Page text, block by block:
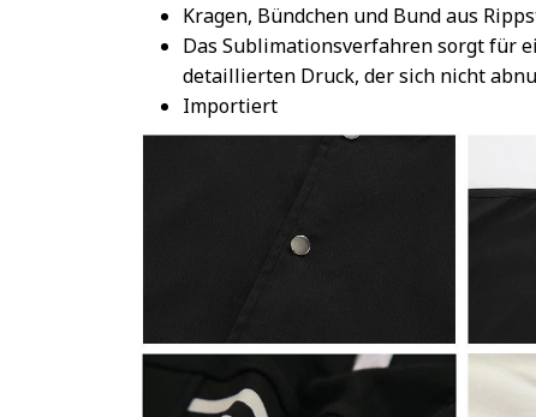
Kragen, Bündchen und Bund aus
Das Sublimationsverfahren sorgt für
detaillierten Druck, der sich nicht
Importiert